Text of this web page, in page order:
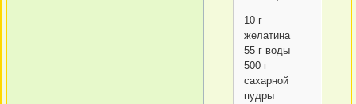
10 г
желатина
55 г воды
500 г
сахарной
пудры